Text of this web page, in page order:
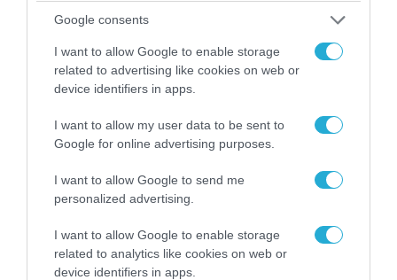
Google consents
I want to allow Google to enable storage
related to advertising like cookies on web or
device identifiers in apps.
I want to allow my user data to be sent to
Google for online advertising purposes.
I want to allow Google to send me
personalized advertising.
I want to allow Google to enable storage
related to analytics like cookies on web or
device identifiers in apps.
04.08.2026 | 15:02
Αυτή την ώρα το τελευταίο «αντίο» στον πρώην
υπουργό Ι.Βαρβιτσιώτη (φωτο)